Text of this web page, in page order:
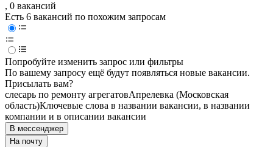
, 0 вакансий
Есть 6 вакансий по похожим запросам
Попробуйте изменить запрос или фильтры
По вашему запросу ещё будут появляться новые вакансии.
Присылать вам?
слесарь по ремонту агрегатовАпрелевка (Московская
область)Ключевые слова в названии вакансии, в названии
компании и в описании вакансии
В мессенджер
На почту